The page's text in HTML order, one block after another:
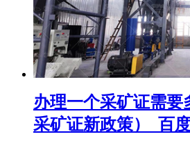
办理一个采矿证需要
采矿证新政策）_百